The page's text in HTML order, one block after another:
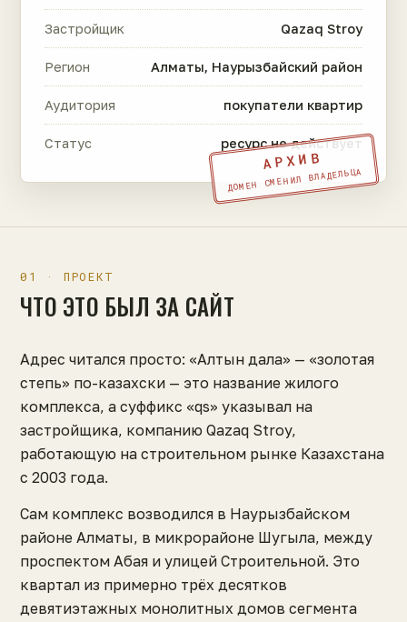
Застройщик Qazaq Stroy
Регион Алматы, Наурызбайский район
Аудитория покупатели квартир
Статус ресурс не действует
АРХИВ
ДОМЕН СМЕНИЛ ВЛАДЕЛЬЦА
01 · ПРОЕКТ
ЧТО ЭТО БЫЛ ЗА САЙТ
Адрес читался просто: «Алтын дала» — «золотая
степь» по-казахски — это название жилого
комплекса, а суффикс «qs» указывал на
застройщика, компанию Qazaq Stroy,
работающую на строительном рынке Казахстана
с 2003 года.
Сам комплекс возводился в Наурызбайском
районе Алматы, в микрорайоне Шугыла, между
проспектом Абая и улицей Строительной. Это
квартал из примерно трёх десятков
девятиэтажных монолитных домов сегмента